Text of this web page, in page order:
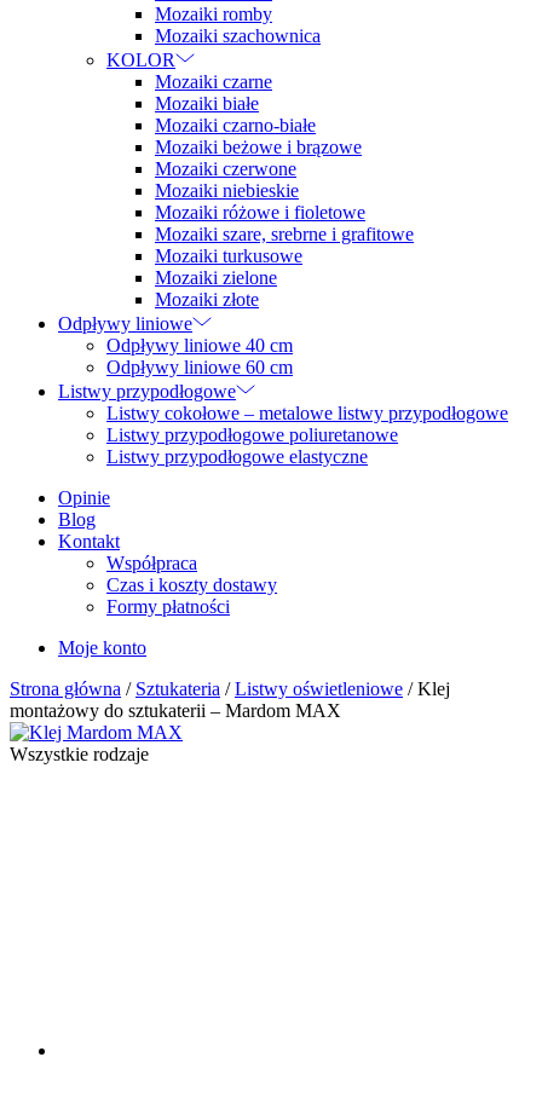
Mozaiki romby
Mozaiki szachownica
KOLOR
Mozaiki czarne
Mozaiki białe
Mozaiki czarno-białe
Mozaiki beżowe i brązowe
Mozaiki czerwone
Mozaiki niebieskie
Mozaiki różowe i fioletowe
Mozaiki szare, srebrne i grafitowe
Mozaiki turkusowe
Mozaiki zielone
Mozaiki złote
Odpływy liniowe
Odpływy liniowe 40 cm
Odpływy liniowe 60 cm
Listwy przypodłogowe
Listwy cokołowe – metalowe listwy przypodłogowe
Listwy przypodłogowe poliuretanowe
Listwy przypodłogowe elastyczne
Opinie
Blog
Kontakt
Współpraca
Czas i koszty dostawy
Formy płatności
Moje konto
Strona główna / Sztukateria /Listwy oświetleniowe / Klej
montażowy do sztukaterii – Mardom MAX
Wszystkie rodzaje